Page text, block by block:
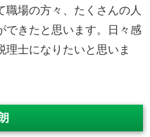
場の方々、たくさんの人
できたと思います。日々感
士になりたいと思いま